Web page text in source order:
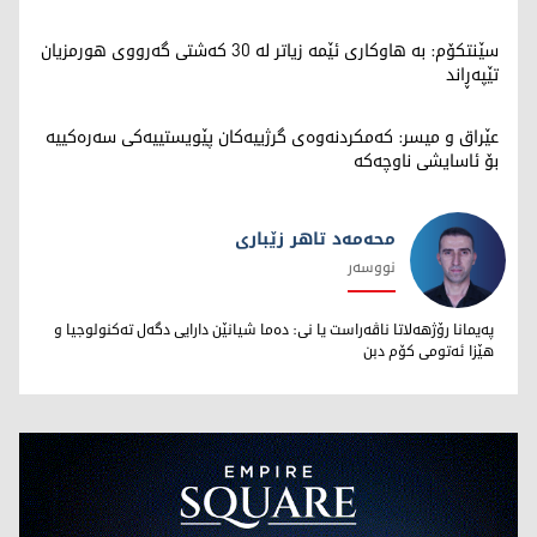
سێنتکۆم: بە هاوکاری ئێمە زیاتر لە 30 کەشتی گەرووی هورمزیان
تێپەڕاند
عێراق و میسر: کەمکردنەوەی گرژییەکان پێویستییەکی سەرەکییە
بۆ ئاسایشی ناوچەکە
محەمەد تاهر زێبارى
محەمەد تاهر زێبارى
نووسەر
پەیمانا رۆژهەلاتا ناڤەراست یا نى: دەما شیانێن دارایى دگەل تەکنولوجیا و
هێزا ئەتومى کۆم دبن